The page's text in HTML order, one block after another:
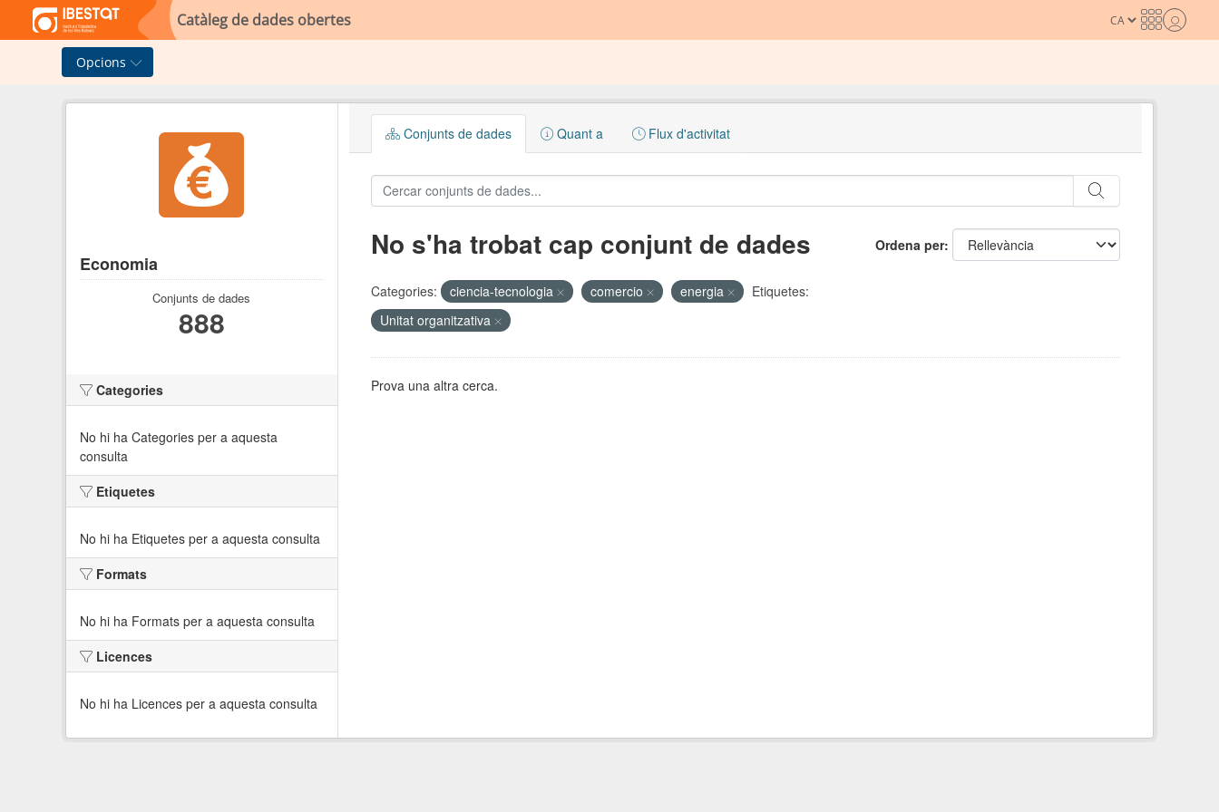
Skip to main content
Catàleg de dades obertes
Opcions
Economia
Conjunts de dades
888
Categories
No hi ha Categories per a aquesta
consulta
Etiquetes
No hi ha Etiquetes per a aquesta consulta
Formats
No hi ha Formats per a aquesta consulta
Licences
No hi ha Licences per a aquesta consulta
Conjunts de dades Quant a Flux d'activitat
Ordena per
No s'ha trobat cap conjunt de dades
Categories: ciencia-tecnologia comercio energia
Etiquetes:
Unitat organitzativa
Prova una altra cerca.